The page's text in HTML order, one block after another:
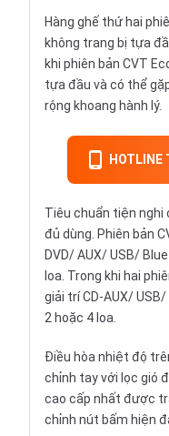
Hàng ghế thứ hai
không trang bị tựa
khi phiên bản CVT
tựa đầu và có thể
rộng khoang hành lý.
HOTLINE
Tiêu chuẩn tiện
đủ dùng. Phiên bản
DVD/ AUX/ USB/
loa. Trong khi hai
giải trí CD-AUX/
2 hoặc 4 loa.
Điều hòa nhiệt độ
chỉnh tay với lọc gió
cao cấp nhất được
chỉnh nút bấm hiện